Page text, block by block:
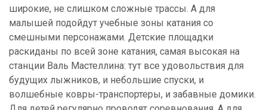
широкие, не слишком сложные трассы. А для
малышей подойдут учебные зоны катания со
смешными персонажами. Детские площадки
раскиданы по всей зоне катания, самая высокая на
станции Валь Мастеллина: тут все удовольствия для
будущих лыжников, и небольшие спуски, и
волшебные ковры-транспортеры, и забавные домики.